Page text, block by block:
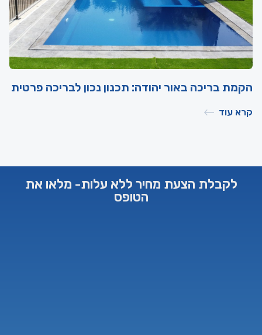
הקמת בריכה באור יהודה: תכנון נכון לבריכה פרטית
קרא עוד
לקבלת הצעת מחיר ללא עלות- מלאו את
הטופס